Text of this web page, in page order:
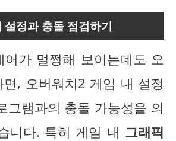
설정과 충돌 점검하기
어가 멀쩡해 보이는데도 오
, 오버워치2 게임 내 설정
그램과의 충돌 가능성을 의
니다. 특히 게임 내 그래픽